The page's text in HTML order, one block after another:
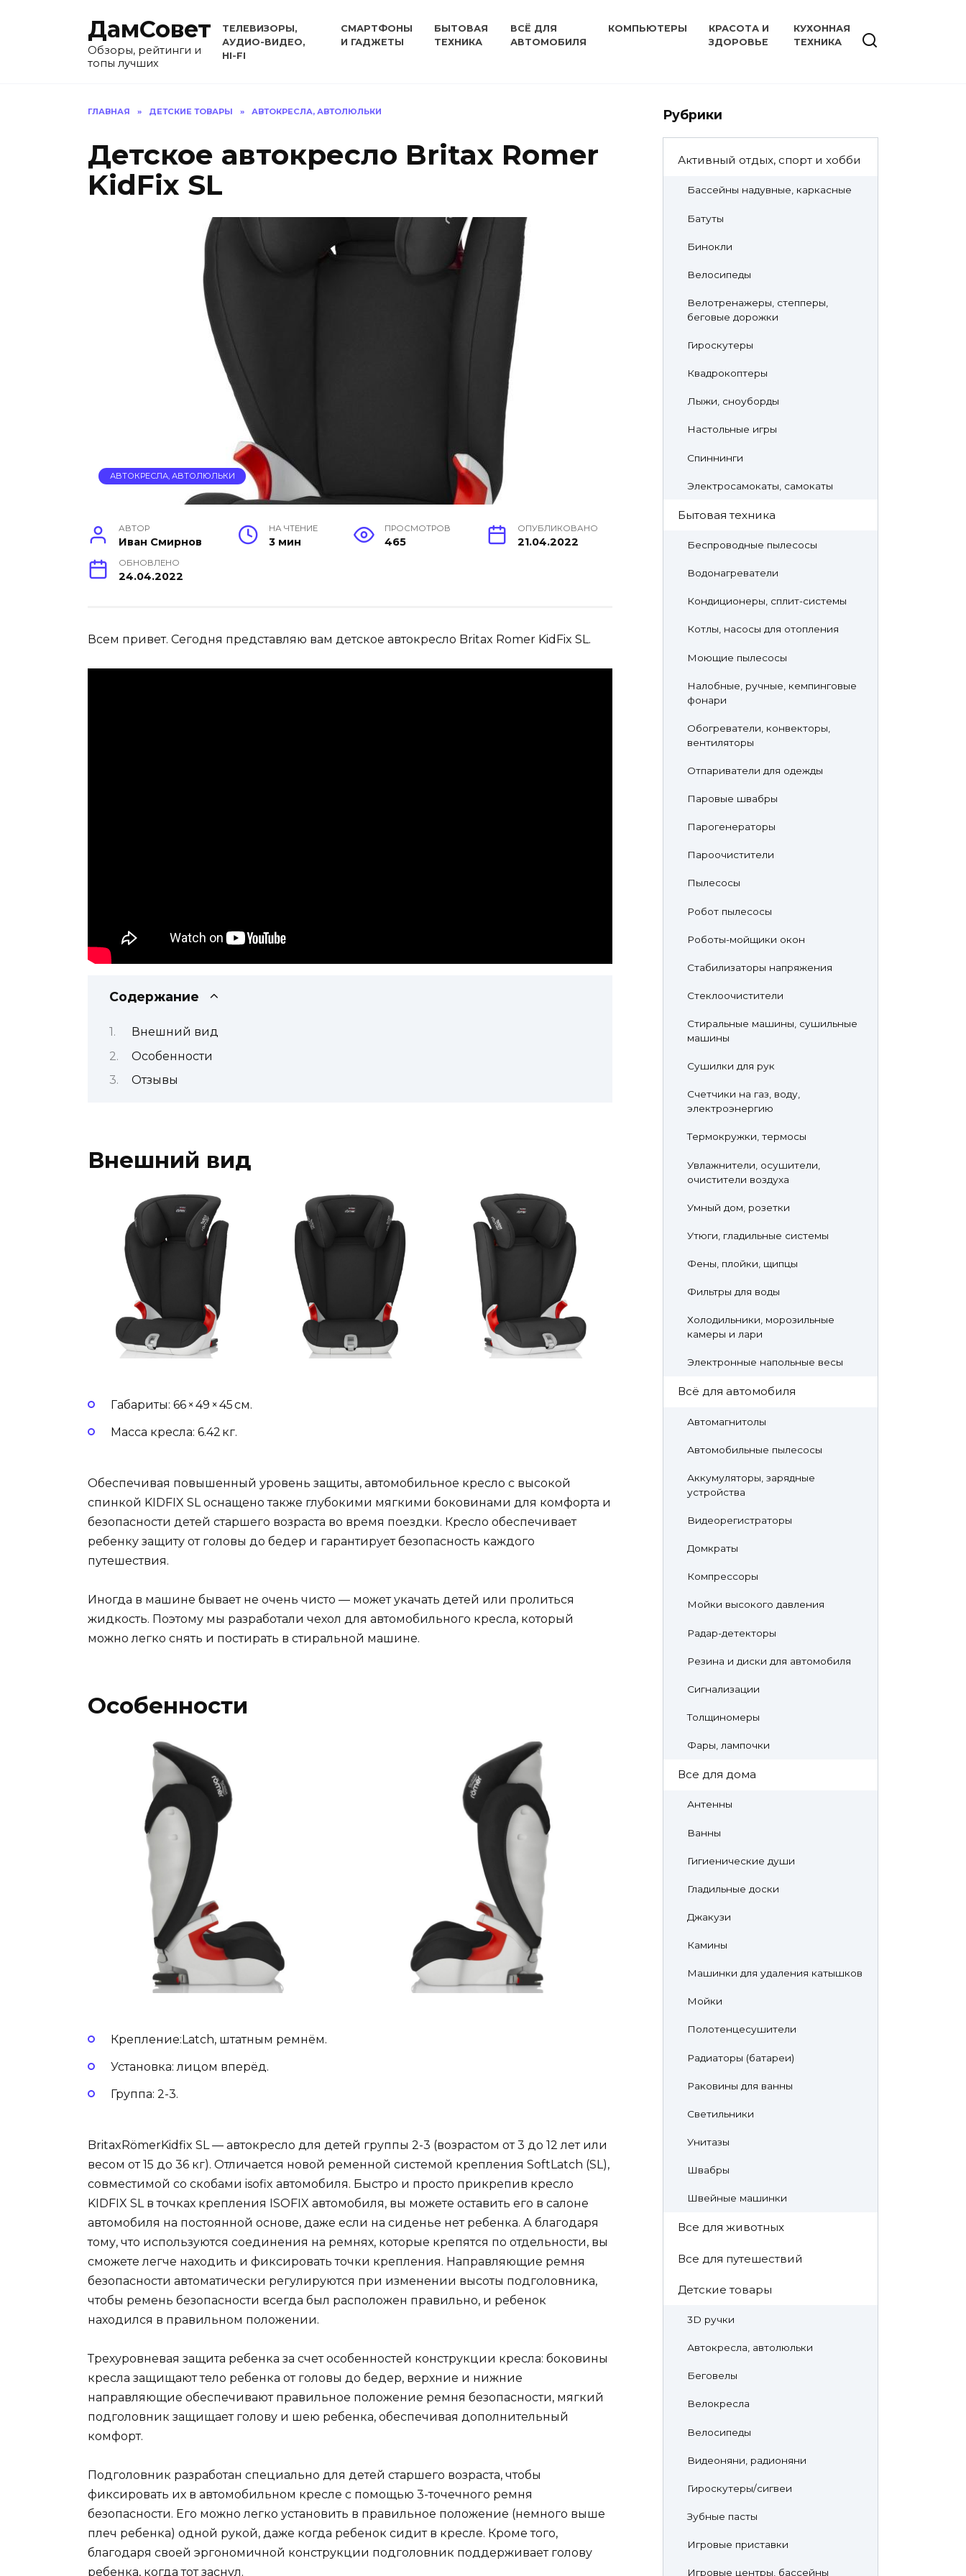
ДамСовет
Обзоры, рейтинги и
топы лучших
ТЕЛЕВИЗОРЫ,
АУДИО-ВИДЕО,
HI-FI
СМАРТФОНЫ
И ГАДЖЕТЫ
БЫТОВАЯ
ТЕХНИКА
ВСЁ ДЛЯ
АВТОМОБИЛЯ
КОМПЬЮТЕРЫ
КРАСОТА И
ЗДОРОВЬЕ
КУХОННАЯ
ТЕХНИКА
ГЛАВНАЯ » ДЕТСКИЕ ТОВАРЫ » АВТОКРЕСЛА, АВТОЛЮЛЬКИ
Детское автокресло Britax Romer
KidFix SL
АВТОКРЕСЛА, АВТОЛЮЛЬКИ
АВТОР
Иван Смирнов
НА ЧТЕНИЕ
3 мин
ПРОСМОТРОВ
465
ОПУБЛИКОВАНО
21.04.2022
ОБНОВЛЕНО
24.04.2022
Всем привет. Сегодня представляю вам детское автокресло Britax Romer KidFix SL.
Содержание
Внешний вид
Особенности
Отзывы
Внешний вид
Габариты: 66 × 49 × 45 см.
Масса кресла: 6.42 кг.
Обеспечивая повышенный уровень защиты, автомобильное кресло с высокой
спинкой KIDFIX SL оснащено также глубокими мягкими боковинами для комфорта и
безопасности детей старшего возраста во время поездки. Кресло обеспечивает
ребенку защиту от головы до бедер и гарантирует безопасность каждого
путешествия.
Иногда в машине бывает не очень чисто — может укачать детей или пролиться
жидкость. Поэтому мы разработали чехол для автомобильного кресла, который
можно легко снять и постирать в стиральной машине.
Особенности
Крепление:Latch, штатным ремнём.
Установка: лицом вперёд.
Группа: 2-3.
BritaxRömerKidfix SL — автокресло для детей группы 2-3 (возрастом от 3 до 12 лет или
весом от 15 до 36 кг). Отличается новой ременной системой крепления SoftLatch (SL),
совместимой со скобами isofix автомобиля. Быстро и просто прикрепив кресло
KIDFIX SL в точках крепления ISOFIX автомобиля, вы можете оставить его в салоне
автомобиля на постоянной основе, даже если на сиденье нет ребенка. А благодаря
тому, что используются соединения на ремнях, которые крепятся по отдельности, вы
сможете легче находить и фиксировать точки крепления. Направляющие ремня
безопасности автоматически регулируются при изменении высоты подголовника,
чтобы ремень безопасности всегда был расположен правильно, и ребенок
находился в правильном положении.
Трехуровневая защита ребенка за счет особенностей конструкции кресла: боковины
кресла защищают тело ребенка от головы до бедер, верхние и нижние
направляющие обеспечивают правильное положение ремня безопасности, мягкий
подголовник защищает голову и шею ребенка, обеспечивая дополнительный
комфорт.
Подголовник разработан специально для детей старшего возраста, чтобы
фиксировать их в автомобильном кресле с помощью 3-точечного ремня
безопасности. Его можно легко установить в правильное положение (немного выше
плеч ребенка) одной рукой, даже когда ребенок сидит в кресле. Кроме того,
благодаря своей эргономичной конструкции подголовник поддерживает голову
ребенка, когда тот заснул.
Рубрики
Активный отдых, спорт и хобби
Бассейны надувные, каркасные
Батуты
Бинокли
Велосипеды
Велотренажеры, степперы,
беговые дорожки
Гироскутеры
Квадрокоптеры
Лыжи, сноуборды
Настольные игры
Спиннинги
Электросамокаты, самокаты
Бытовая техника
Беспроводные пылесосы
Водонагреватели
Кондиционеры, сплит-системы
Котлы, насосы для отопления
Моющие пылесосы
Налобные, ручные, кемпинговые
фонари
Обогреватели, конвекторы,
вентиляторы
Отпариватели для одежды
Паровые швабры
Парогенераторы
Пароочистители
Пылесосы
Робот пылесосы
Роботы-мойщики окон
Стабилизаторы напряжения
Стеклоочистители
Стиральные машины, сушильные
машины
Сушилки для рук
Счетчики на газ, воду,
электроэнергию
Термокружки, термосы
Увлажнители, осушители,
очистители воздуха
Умный дом, розетки
Утюги, гладильные системы
Фены, плойки, щипцы
Фильтры для воды
Холодильники, морозильные
камеры и лари
Электронные напольные весы
Всё для автомобиля
Автомагнитолы
Автомобильные пылесосы
Аккумуляторы, зарядные
устройства
Видеорегистраторы
Домкраты
Компрессоры
Мойки высокого давления
Радар-детекторы
Резина и диски для автомобиля
Сигнализации
Толщиномеры
Фары, лампочки
Все для дома
Антенны
Ванны
Гигиенические души
Гладильные доски
Джакузи
Камины
Машинки для удаления катышков
Мойки
Полотенцесушители
Радиаторы (батареи)
Раковины для ванны
Светильники
Унитазы
Швабры
Швейные машинки
Все для животных
Все для путешествий
Детские товары
3D ручки
Автокресла, автолюльки
Беговелы
Велокресла
Велосипеды
Видеоняни, радионяни
Гироскутеры/сигвеи
Зубные пасты
Игровые приставки
Игровые центры, бассейны